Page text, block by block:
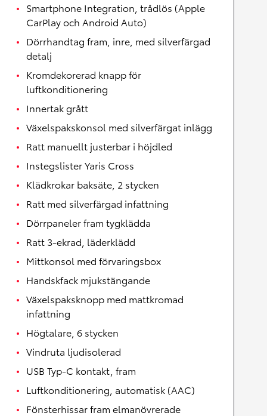
Smartphone Integration, trådlös (Apple
CarPlay och Android Auto)
Dörrhandtag fram, inre, med silverfärgad
detalj
Kromdekorerad knapp för
luftkonditionering
Innertak grått
Växelspakskonsol med silverfärgat inlägg
Ratt manuellt justerbar i höjdled
Instegslister Yaris Cross
Klädkrokar baksäte, 2 stycken
Ratt med silverfärgad infattning
Dörrpaneler fram tygklädda
Ratt 3-ekrad, läderklädd
Mittkonsol med förvaringsbox
Handskfack mjukstängande
Växelspaksknopp med mattkromad
infattning
Högtalare, 6 stycken
Vindruta ljudisolerad
USB Typ-C kontakt, fram
Luftkonditionering, automatisk (AAC)
Fönsterhissar fram elmanövrerade